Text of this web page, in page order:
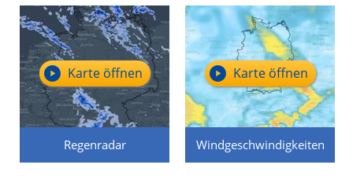
Regenradar
Karte öffnen
Windgeschwindigkeiten
Karte öffnen